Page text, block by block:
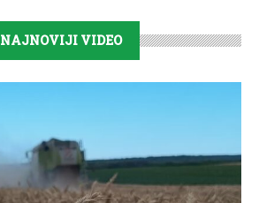
NAJNOVIJI VIDEO